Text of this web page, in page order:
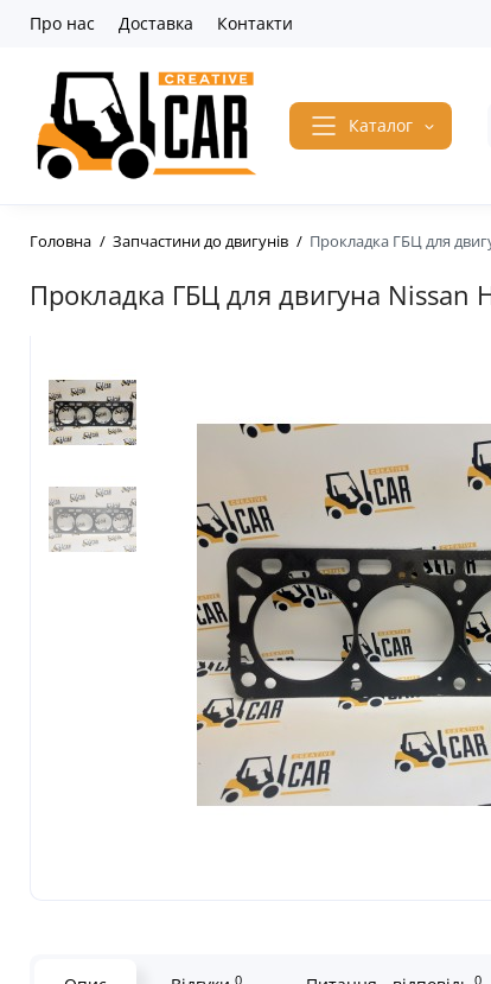
Про нас Доставка Контакти
Каталог
Головна Запчастини до двигунів Прокладка ГБЦ для
Прокладка ГБЦ для двигуна Nissan
0 0